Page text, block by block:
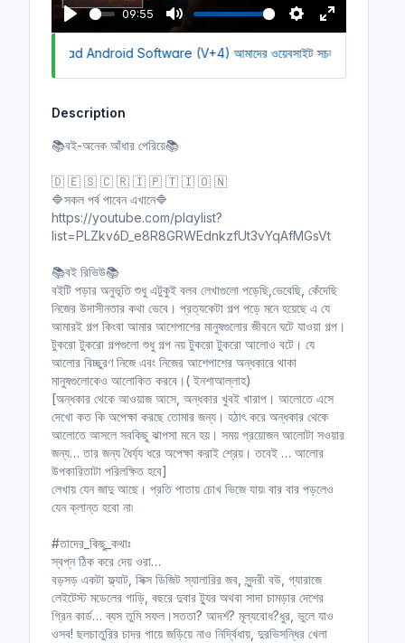
P
l
09:55
M
u
S
e
E
n
c
e
e
n
a
y
Download Android Software (V+4) আমাদের ওয়েবসাইট সচল রাখতে
Description
📚বই-অনেক আঁধার পেরিয়ে📚
🇩 🇪 🇸 🇨 🇷 🇮 🇵 🇹 🇮 🇴 🇳
🔷সকল পর্ব পাবেন এখানে🔷
https://youtube.com/playlist?
list=PLZkv6D_e8R8GRWEdnkzfUt3vYqAfMGsVt
📚বই রিভিউ📚
বইটি পড়ার অনুভূতি শুধু এটুকুই বলব লেখাগুলো পড়েছি,ভেবেছি, কেঁদেছি
নিজের উদাসীনতার কথা ভেবে। প্রত্যকেটা গল্প পড়ে মনে হয়েছে এ যে
আমারই গল্প কিংবা আমার আশেপাশের মানুষগুলোর জীবনে ঘটে যাওয়া গল্প।
টুকরো টুকরো গল্পগুলো শুধু গল্প নয় টুকরো টুকরো আলোও বটে। যে
আলোর বিচ্ছুরণ নিজে এবং নিজের আশেপাশের অন্ধকারে থাকা
মানুষগুলোকেও আলোকিত করবে।( ইনশাআল্লাহ)
[অন্ধকার থেকে আওয়াজ আসে, অন্ধকার খুবই খারাপ। আলোতে এসে
দেখো কত কি অপেক্ষা করছে তোমার জন্য। হঠাৎ করে অন্ধকার থেকে
আলোতে আসলে সবকিছু ঝাপসা মনে হয়। সময় প্রয়োজন আলোটা সওয়ার
জন্য… তার জন্য ধৈর্য্য ধরে অপেক্ষা করাই শ্রেয়। তবেই … আলোর
উপকারিতাটা পরিলক্ষিত হবে]
লেখায় যেন জাদু আছে। প্রতি পাতায় চোখ ভিজে যায়৷ বার বার পড়লেও
যেন ক্লান্ত হবো না৷
#তাদের_কিছু_কথাঃ
স্বপ্ন ঠিক করে দেয় ওরা…
বড়সড় একটা ফ্ল্যাট, সিক্স ডিজিট স্যালারির জব, সুন্দরী বউ, গ্যারাজে
লেইটেস্ট মডেলের গাড়ি, বছরে দুবার ট্যুর অথবা সাদা চামড়ার দেশের
গ্রিন কার্ড… ব্যস তুমি সফল।সততা? আদর্শ? মূল্যবোধ?ধুর, ভুলে যাও
ওসব! ছলচাতুরির চাদর গায়ে জড়িয়ে নাও নির্দ্বিধায়, দুরভিসন্ধির খেলা